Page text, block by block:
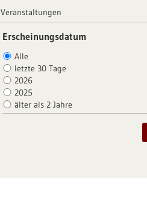
Veranstaltungen
Erscheinungsdatum
Alle
letzte 30 Tage
2026
2025
älter als 2 Jahre